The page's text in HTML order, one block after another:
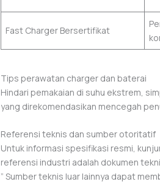
Fast Charger Bersertifikat
Tips perawatan charger dan baterai
Hindari pemakaian di suhu ekstrem,
yang direkomendasikan mencegah
Referensi teknis dan sumber otoritatif
Untuk informasi spesifikasi resmi,
referensi industri adalah dokumen
” Sumber teknis luar lainnya dapat